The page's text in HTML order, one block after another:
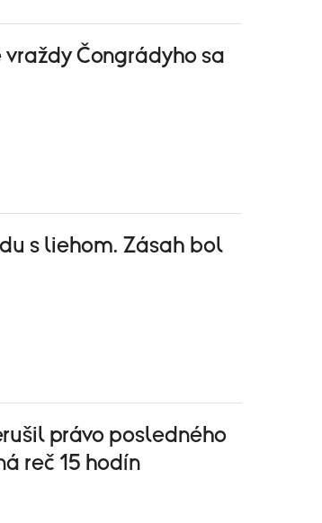
Čongrádyho sa
s liehom. Zásah bol
právo posledného
reč 15 hodín